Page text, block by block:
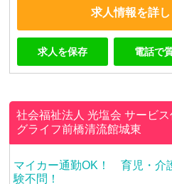
求人情報を詳
求人を保存 電話で
社会福祉法人 光塩会サービ
グライフ前橋清流館城東
マイカー通勤OK！ 育児・介
験不問！